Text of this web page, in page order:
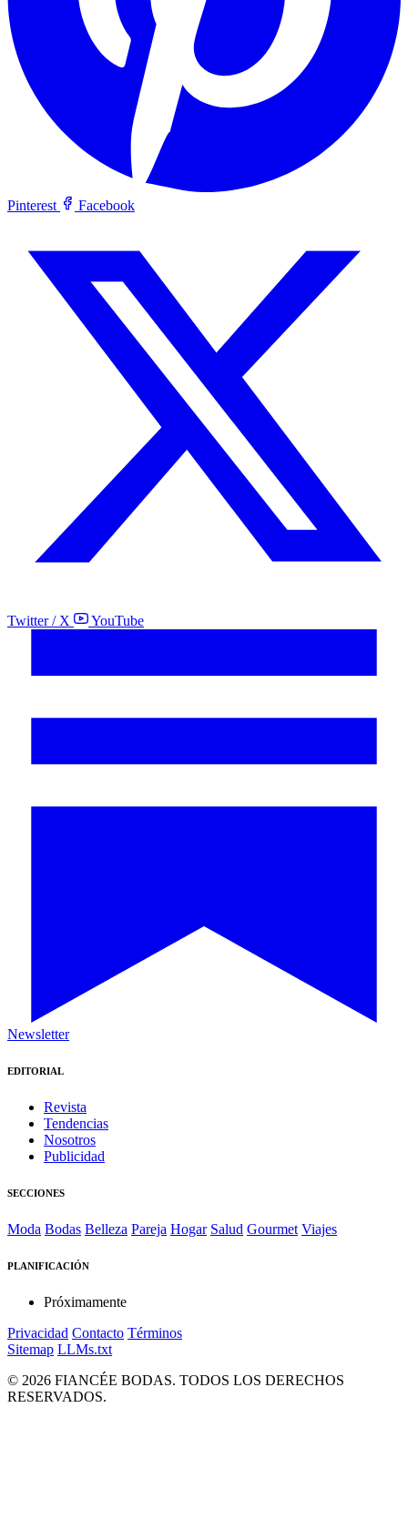
Pinterest Facebook
Twitter / X YouTube
Newsletter
EDITORIAL
Revista
Tendencias
Nosotros
Publicidad
SECCIONES
Moda Bodas Belleza Pareja Hogar Salud Gourmet Viajes
PLANIFICACIÓN
Próximamente
Privacidad Contacto Términos
Sitemap LLMs.txt
© 2026 FIANCÉE BODAS. TODOS LOS DERECHOS
RESERVADOS.